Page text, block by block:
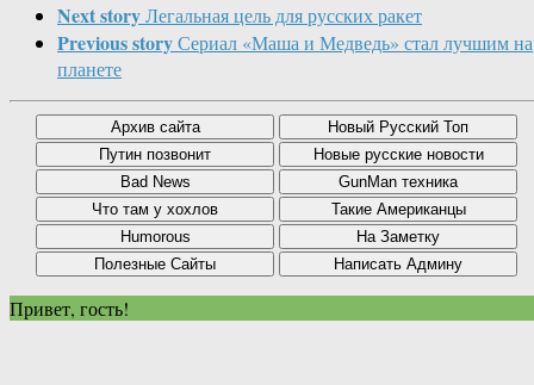
Next storyЛегальная цель для русских ракет
Previous storyСериал «Маша и Медведь» стал лучшим на
планете
Привет, гость!